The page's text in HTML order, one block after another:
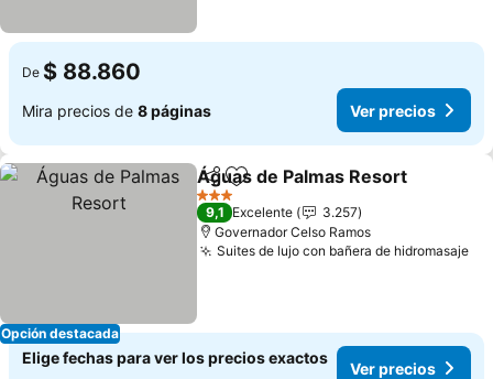
De $ 88.860
Mira precios de 8 páginas Ver precios
Opción destacada
CompartirAgregar a favoritos
Águas de Palmas Resort
3 Estrellas
9,1 Excelente
3.257
Governador Celso Ramos
Suites de lujo con bañera de hidromasaje
Elige fechas para ver los precios exactos
Ver precios